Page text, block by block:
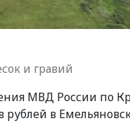
и гравий
МВД России по
в